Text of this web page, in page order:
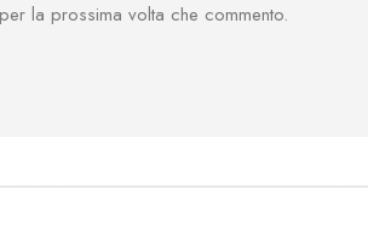
la prossima volta che commento.